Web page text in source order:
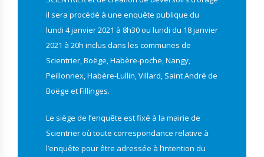
il sera procédé à une enquête publique du
lundi 4 janvier 2021 à 8h30 ou lundi du 18 janvier
2021 à 20h inclus dans les communes de
Scientrier, Boëge, Habère-poche, Nangy,
Peillonnex, Habère-Lullin, Villard, Saint André de
Boëge et Fillinges.
Le siège de l’enquête est fixé à la mairie de
Scientrier où toute correspondance relative à
l’enquête pour être adressée à l’intention du